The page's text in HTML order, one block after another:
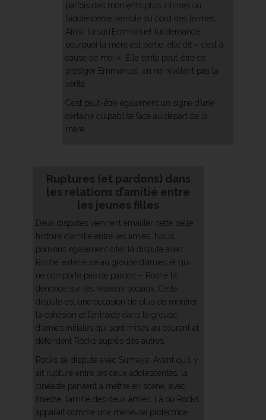
parfois des moments plus intimes où
l’adolescente semble au bord des larmes.
Ainsi, lorsqu’Emmanuel lui demande
pourquoi la mère est partie, elle dit « c’est à
cause de moi ». Elle tente peut-être de
protéger Emmanuel, en ne révélant pas la
vérité.
C’est peut-être également un signe d’une
certaine culpabilité face au départ de la
mère.
Ruptures (et pardons) dans
les relations d’amitié entre
les jeunes filles
Deux disputes viennent émailler cette belle
histoire d’amitié entre les amies. Nous
pouvons également citer la dispute avec
Roshé, extérieure au groupe d’amies et qui
ne comporte pas de pardon – Roshé la
dénonce sur les réseaux sociaux. Cette
dispute est une occasion de plus de montrer
la cohésion et l’entraide dans le groupe
d’amies initiales qui sont mises au courant et
défendent Rocks auprès des autres.
Rocks se dispute avec Sumaya. Avant qu’il y
ait rupture entre les deux adolescentes, la
cinéaste parvient à mettre en scène, avec
finesse, l’amitié des deux amies. Là où Rocks
apparaît comme une meneuse protectrice